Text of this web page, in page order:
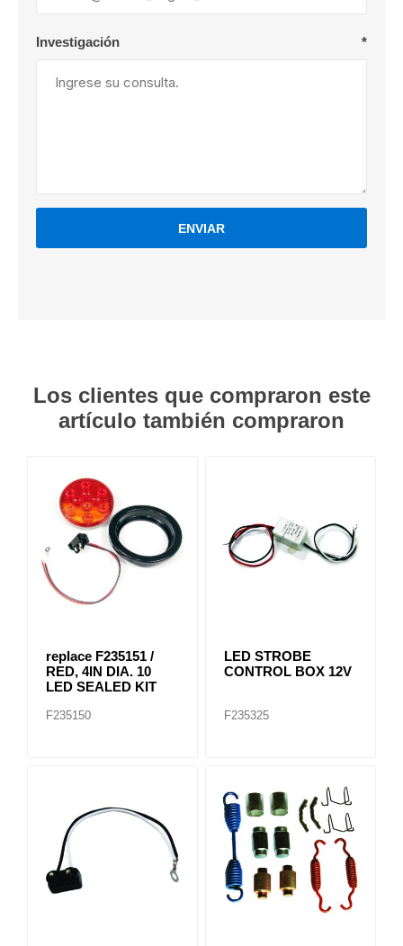
Investigación *
ENVIAR
Los clientes que compraron este
artículo también compraron
replace F235151 /
RED, 4IN DIA. 10
LED SEALED KIT
F235150
LED STROBE
CONTROL BOX 12V
F235325